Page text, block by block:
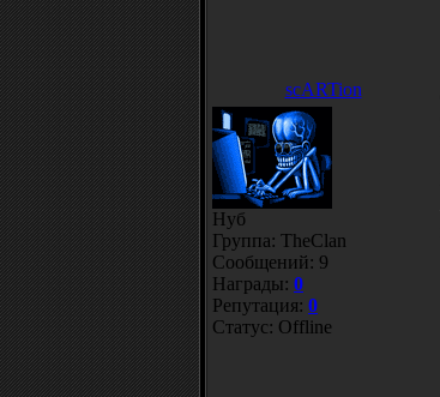
scARTion
Нуб
Группа: TheClan
Сообщений: 9
Награды: 0
Репутация: 0
Статус: Offline